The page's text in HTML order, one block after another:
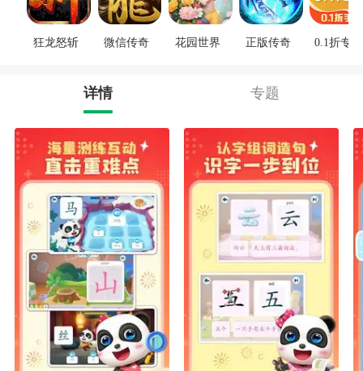
狂龙怒斩 微信传奇 花园世界 正版传奇 0.1折专区
详情 专题